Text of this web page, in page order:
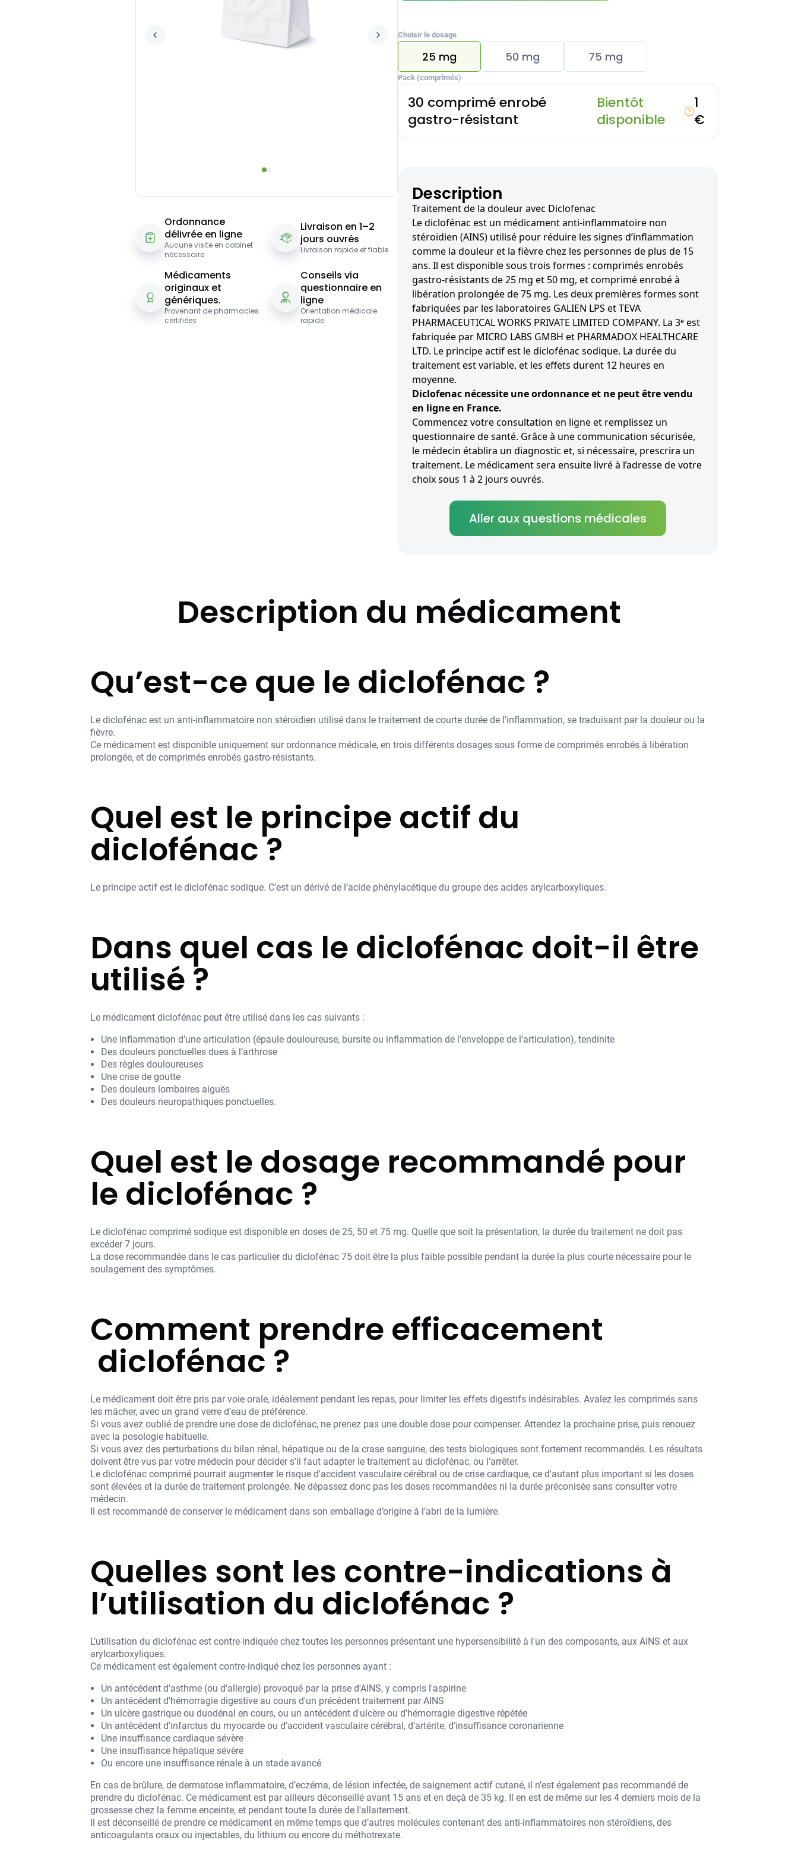
Ordonnance
délivrée en ligne
Aucune visite en cabinet
nécessaire
Livraison en 1–2
jours ouvrés
Livraison rapide et fiable
Médicaments
originaux et
génériques.
Provenant de pharmacies
certifiées
Conseils via
questionnaire en
ligne
Orientation médicale
rapide
Choisir le dosage
25 mg 50 mg 75 mg
Pack (comprimés)
30 comprimé enrobé
gastro-résistant
Bientôt
disponible
1
€
Description
Traitement de la douleur avec Diclofenac
Le diclofénac est un médicament anti-inflammatoire non
stéroïdien (AINS) utilisé pour réduire les signes d’inflammation
comme la douleur et la fièvre chez les personnes de plus de 15
ans. Il est disponible sous trois formes : comprimés enrobés
gastro-résistants de 25 mg et 50 mg, et comprimé enrobé à
libération prolongée de 75 mg. Les deux premières formes sont
fabriquées par les laboratoires GALIEN LPS et TEVA
PHARMACEUTICAL WORKS PRIVATE LIMITED COMPANY. La 3ᵉ est
fabriquée par MICRO LABS GMBH et PHARMADOX HEALTHCARE
LTD. Le principe actif est le diclofénac sodique. La durée du
traitement est variable, et les effets durent 12 heures en
moyenne.
Diclofenac nécessite une ordonnance et ne peut être vendu
en ligne en France.
Commencez votre consultation en ligne et remplissez un
questionnaire de santé. Grâce à une communication sécurisée,
le médecin établira un diagnostic et, si nécessaire, prescrira un
traitement. Le médicament sera ensuite livré à l’adresse de votre
choix sous 1 à 2 jours ouvrés.
Aller aux questions médicales
Description du médicament
Qu’est-ce que le diclofénac ?
Le diclofénac est un anti-inflammatoire non stéroïdien utilisé dans le traitement de courte durée de l’inflammation, se traduisant par la douleur ou la
fièvre.
Ce médicament est disponible uniquement sur ordonnance médicale, en trois différents dosages sous forme de comprimés enrobés à libération
prolongée, et de comprimés enrobés gastro-résistants.
Quel est le principe actif du
diclofénac ?
Le principe actif est le diclofénac sodique. C’est un dérivé de l’acide phénylacétique du groupe des acides arylcarboxyliques.
Dans quel cas le diclofénac doit-il être
utilisé ?
Le médicament diclofénac peut être utilisé dans les cas suivants :
Une inflammation d’une articulation (épaule douloureuse, bursite ou inflammation de l’enveloppe de l’articulation), tendinite
Des douleurs ponctuelles dues à l’arthrose
Des règles douloureuses
Une crise de goutte
Des douleurs lombaires aiguës
Des douleurs neuropathiques ponctuelles.
Quel est le dosage recommandé pour
le diclofénac ?
Le diclofénac comprimé sodique est disponible en doses de 25, 50 et 75 mg. Quelle que soit la présentation, la durée du traitement ne doit pas
excéder 7 jours.
La dose recommandée dans le cas particulier du diclofénac 75 doit être la plus faible possible pendant la durée la plus courte nécessaire pour le
soulagement des symptômes.
Comment prendre efficacement
diclofénac ?
Le médicament doit être pris par voie orale, idéalement pendant les repas, pour limiter les effets digestifs indésirables. Avalez les comprimés sans
les mâcher, avec un grand verre d’eau de préférence.
Si vous avez oublié de prendre une dose de diclofénac, ne prenez pas une double dose pour compenser. Attendez la prochaine prise, puis renouez
avec la posologie habituelle.
Si vous avez des perturbations du bilan rénal, hépatique ou de la crase sanguine, des tests biologiques sont fortement recommandés. Les résultats
doivent être vus par votre médecin pour décider s’il faut adapter le traitement au diclofénac, ou l’arrêter.
Le diclofénac comprimé pourrait augmenter le risque d'accident vasculaire cérébral ou de crise cardiaque, ce d'autant plus important si les doses
sont élevées et la durée de traitement prolongée. Ne dépassez donc pas les doses recommandées ni la durée préconisée sans consulter votre
médecin.
Il est recommandé de conserver le médicament dans son emballage d’origine à l’abri de la lumière.
Quelles sont les contre-indications à
l’utilisation du diclofénac ?
L’utilisation du diclofénac est contre-indiquée chez toutes les personnes présentant une hypersensibilité à l'un des composants, aux AINS et aux
arylcarboxyliques.
Ce médicament est également contre-indiqué chez les personnes ayant :
Un antécédent d'asthme (ou d'allergie) provoqué par la prise d'AINS, y compris l'aspirine
Un antécédent d'hémorragie digestive au cours d'un précédent traitement par AINS
Un ulcère gastrique ou duodénal en cours, ou un antécédent d'ulcère ou d'hémorragie digestive répétée
Un antécédent d'infarctus du myocarde ou d'accident vasculaire cérébral, d’artérite, d’insuffisance coronarienne
Une insuffisance cardiaque sévère
Une insuffisance hépatique sévère
Ou encore une insuffisance rénale à un stade avancé
En cas de brûlure, de dermatose inflammatoire, d’eczéma, de lésion infectée, de saignement actif cutané, il n’est également pas recommandé de
prendre du diclofénac. Ce médicament est par ailleurs déconseillé avant 15 ans et en deçà de 35 kg. Il en est de même sur les 4 derniers mois de la
grossesse chez la femme enceinte, et pendant toute la durée de l'allaitement.
Il est déconseillé de prendre ce médicament en même temps que d’autres molécules contenant des anti-inflammatoires non stéroïdiens, des
anticoagulants oraux ou injectables, du lithium ou encore du méthotrexate.